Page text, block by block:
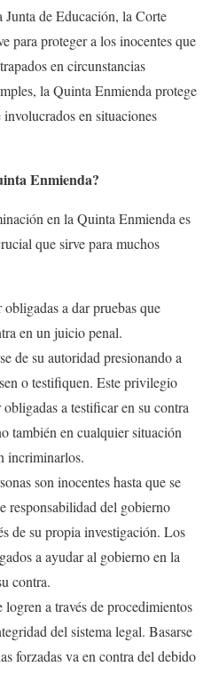
de Educación, la Corte
para proteger a los inocentes que
en circunstancias
la Quinta Enmienda protege
en situaciones
Enmienda?
en la Quinta Enmienda es
que sirve para muchos
obligadas a dar pruebas que
en un juicio penal.
de su autoridad presionando a
o testifiquen. Este privilegio
a testificar en su contra
también en cualquier situación
incriminarlos.
son inocentes hasta que se
responsabilidad del gobierno
de su propia investigación. Los
a ayudar al gobierno en la
contra.
logren a través de procedimientos
del sistema legal. Basarse
forzadas va en contra del debido